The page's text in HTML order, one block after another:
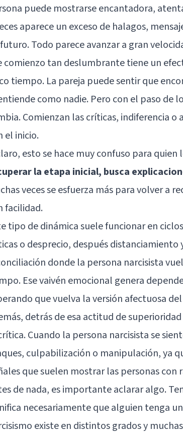
puede mostrarse encantadora,
aparece un exceso de halagos,
Todo parece avanzar a gran
comienzo tan deslumbrante tiene un
tiempo. La pareja puede sentir que
como nadie. Pero con el paso de
Comienzan las críticas, indiferencia
el inicio.
esto se hace muy confuso para quien
la etapa inicial, busca
veces se esfuerza más para volver a
facilidad.
tipo de dinámica suele funcionar en
o desprecio, después
donde la persona narcisista
Ese vaivén emocional genera
que vuelva la versión afectuosa
detrás de esa actitud de
Cuando la persona narcisista se
culpabilización o manipulación, ya
que suelen mostrar las personas con
de nada, es importante aclarar algo.
necesariamente que alguien tenga
existe en distintos grados y